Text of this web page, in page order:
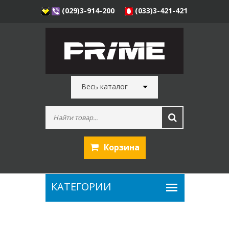
(029)3-914-200 (033)3-421-421
Весь каталог
Корзина